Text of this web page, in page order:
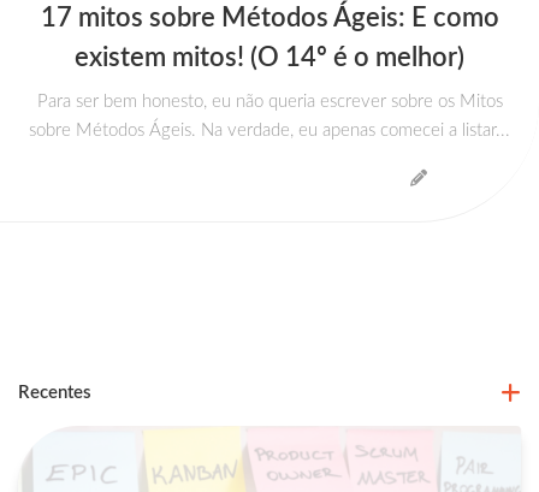
17 mitos sobre Métodos Ágeis: E como
existem mitos! (O 14º é o melhor)
Para ser bem honesto, eu não queria escrever sobre os Mitos
sobre Métodos Ágeis. Na verdade, eu apenas comecei a listar...
Recentes